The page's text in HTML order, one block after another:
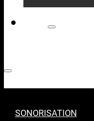
SONORISATION